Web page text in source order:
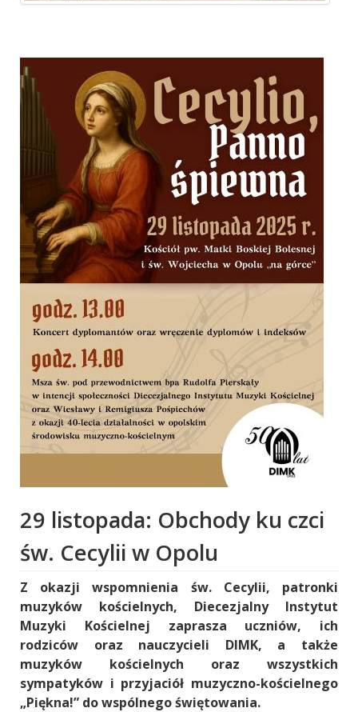
29 listopada: Obchody ku czci
św. Cecylii w Opolu
Z okazji wspomnienia św. Cecylii, patronki
muzyków kościelnych, Diecezjalny Instytut
Muzyki Kościelnej zaprasza uczniów, ich
rodziców oraz nauczycieli DIMK, a także
muzyków kościelnych oraz wszystkich
sympatyków i przyjaciół muzyczno-kościelnego
„Piękna!” do wspólnego świętowania.